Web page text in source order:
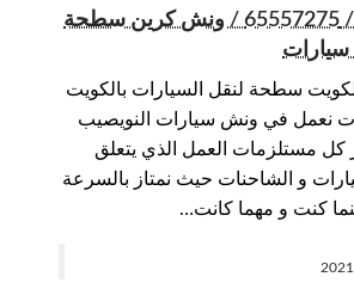
ونش النويصيب / 65557275 / ونش كرين سطحة
سطحة لنقل السيارات بالكويت
نعمل في ونش سيارات النويصيب
كل مستلزمات العمل الذي يتعلق
و الشاحنات حيث نمتاز بالسرعة
كنت و مهما كانت…